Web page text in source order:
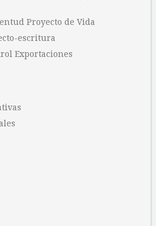
Proyecto de Vida
escritura
Exportaciones